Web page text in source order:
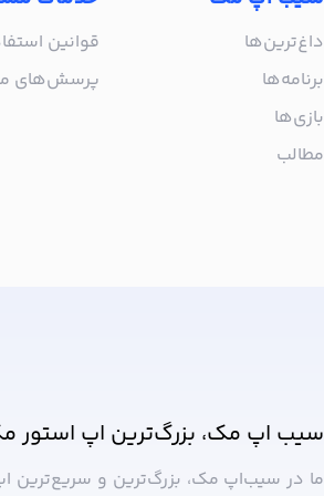
داغ‌ترین‌ها
برنامه‌ها
بازی‌ها
مطالب
قوانین
پرسش‌های
سیب اپ مک، بزرگ‌ترین اپ استور
ما در سیب‌‌اپ مک، بزرگ‌ترین و سریع‌ترین